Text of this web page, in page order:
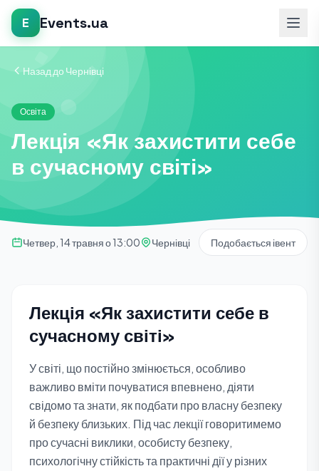
E Events.ua
Назад до Чернівці
Освіта
Лекція «Як захистити себе
в сучасному світі»
Четвер, 14 травня о 13:00 Чернівці Подобається івент
Лекція «Як захистити себе в
сучасному світі»
У світі, що постійно змінюється, особливо
важливо вміти почуватися впевнено, діяти
свідомо та знати, як подбати про власну безпеку
й безпеку близьких. Під час лекції говоритимемо
про сучасні виклики, особисту безпеку,
психологічну стійкість та практичні дії у різних